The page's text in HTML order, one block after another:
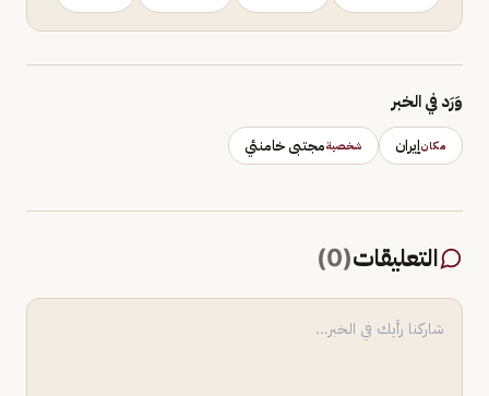
وَرَد في الخبر
مكانإيران شخصيةمجتبى خامنئي
التعليقات(
0
)